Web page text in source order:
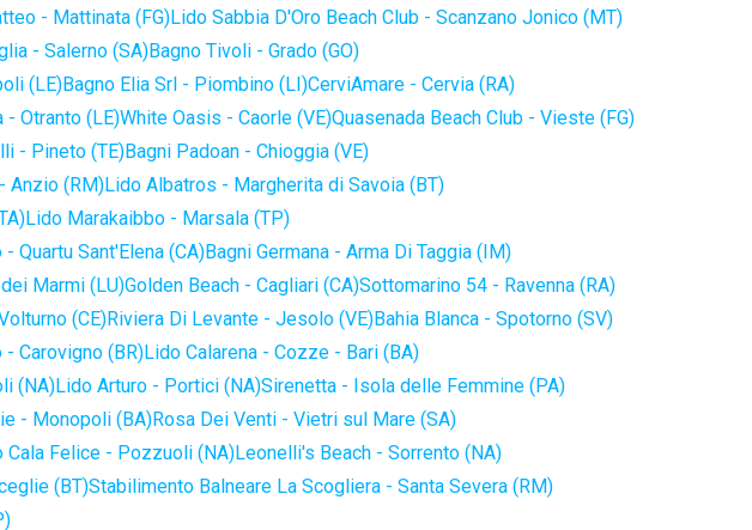
- Mattinata (FG)Lido Sabbia D'Oro Beach Club - Scanzano Jonico (MT)
- Salerno (SA)Bagno Tivoli - Grado (GO)
(LE)Bagno Elia Srl - Piombino (LI)CerviAmare - Cervia (RA)
- Otranto (LE)White Oasis - Caorle (VE)Quasenada Beach Club - Vieste (FG)
- Pineto (TE)Bagni Padoan - Chioggia (VE)
Anzio (RM)Lido Albatros - Margherita di Savoia (BT)
Lido Marakaibbo - Marsala (TP)
Quartu Sant'Elena (CA)Bagni Germana - Arma Di Taggia (IM)
Marmi (LU)Golden Beach - Cagliari (CA)Sottomarino 54 - Ravenna (RA)
(CE)Riviera Di Levante - Jesolo (VE)Bahia Blanca - Spotorno (SV)
- Carovigno (BR)Lido Calarena - Cozze - Bari (BA)
(NA)Lido Arturo - Portici (NA)Sirenetta - Isola delle Femmine (PA)
- Monopoli (BA)Rosa Dei Venti - Vietri sul Mare (SA)
Cala Felice - Pozzuoli (NA)Leonelli's Beach - Sorrento (NA)
(BT)Stabilimento Balneare La Scogliera - Santa Severa (RM)